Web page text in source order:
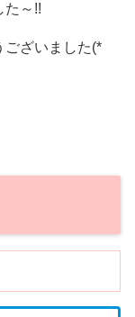
た～!!
ざいました(*ゝ